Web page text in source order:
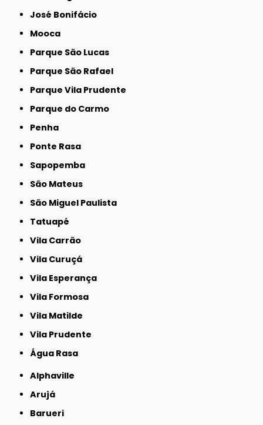
José Bonifácio
Mooca
Parque São Lucas
Parque São Rafael
Parque Vila Prudente
Parque do Carmo
Penha
Ponte Rasa
Sapopemba
São Mateus
São Miguel Paulista
Tatuapé
Vila Carrão
Vila Curuçá
Vila Esperança
Vila Formosa
Vila Matilde
Vila Prudente
Água Rasa
Alphaville
Arujá
Barueri